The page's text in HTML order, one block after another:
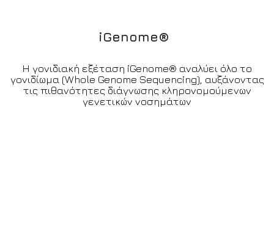
iGenome®
Η γονιδιακή εξέταση iGenome® αναλύει όλο το
γονιδίωμα (Whole Genome Sequencing), αυξάνοντας
τις πιθανότητες διάγνωσης κληρονομούμενων
γενετικών νοσημάτων